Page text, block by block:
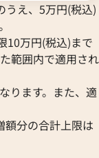
うえ、5万円(税込)
10万円(税込)まで
範囲内で適用され
ります。また、適
額分の合計上限は